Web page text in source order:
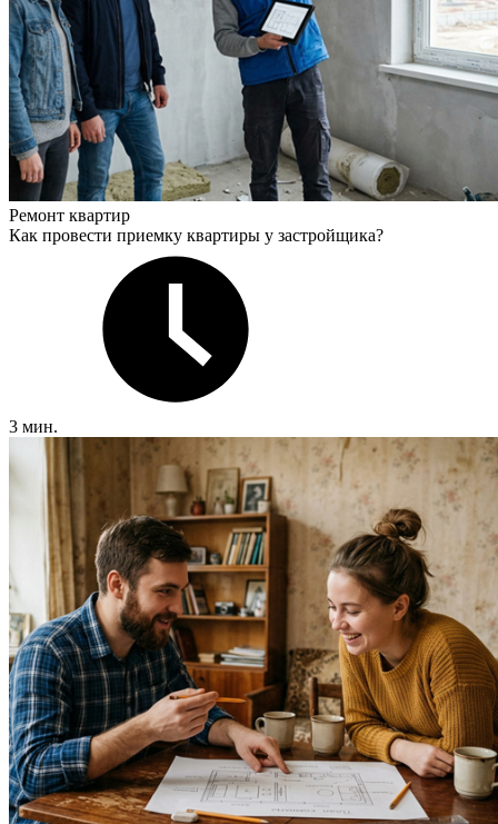
Ремонт квартир
Как провести приемку квартиры у застройщика?
3 мин.